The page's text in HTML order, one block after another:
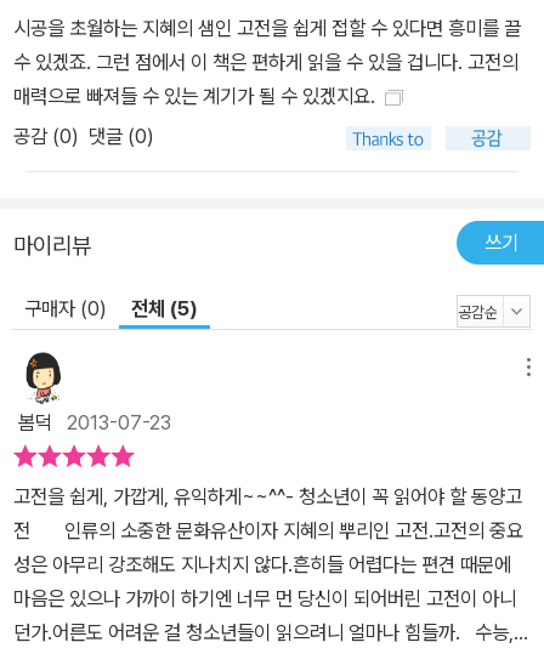
의 전체 구성을 소개하고, 책의 핵심사상을 일목요연하게 정리했다.
가령, 장자는 사상적으로 노자를 이어받았기 때문에 이들의 사상에는
유사점이 많고, 이들을 합쳐 노장사상이라고 부르며 도가사상을 대표
한다고 본다. 그러나 엄연히 《도덕경》과 《장자》의 차이점은 존재한
다. 그 차이는 무엇일까? 선조를 위해 쓰여진 책인 《성학집도》와 《성
와 의의’에서는 우리가 이 고전들을 꼭 읽어야 할 이유에 대해서 이야
가장 깊은 영향을 끼친 고전 가운데 하나로 평가받고 있는 까닭은 무
향을 미쳤을까? 노자의 사상은 후대에 와서 왜곡되어 전달되었는데,
그 까닭은 무엇일까? 후세인들이 《사기》의 저자 사마천을 ‘역사학의
아버지’라 부르는 이유는 무엇일까? 《삼국유사》가 정사인 《삼국사
한비자가 남긴 《한비자》만큼 솔직하고 적나라하게 제왕학과 정치사
상을 제시한 인물은 지금까지 나타나지 않는다는 것은 어떤 의미일
까? 특히 동경, 대만, 뉴욕, 워싱턴, 독일 함부르크에서 퇴계연구회가
조직되어 해마다 국제학술학회를 개최하고 있는데 서양인들을 매료
시킨 그의 철학사상은 어떤 것일까? 이런 꼬리에 꼬리를 무는 질문을
시공을 초월하는 지혜의 샘인 고전을 쉽게 접할 수 있다면 흥미를 끌
수 있겠죠. 그런 점에서 이 책은 편하게 읽을 수 있을 겁니다. 고전의
매력으로 빠져들 수 있는 계기가 될 수 있겠지요.
공감 (0) 댓글 (0)
마이리뷰 쓰기
구매자 (0) 전체 (5)
봄덕 2013-07-23
고전을 쉽게, 가깝게, 유익하게~~^^- 청소년이 꼭 읽어야 할 동양고
전 인류의 소중한 문화유산이자 지혜의 뿌리인 고전.고전의 중요
성은 아무리 강조해도 지나치지 않다.흔히들 어렵다는 편견 때문에
마음은 있으나 가까이 하기엔 너무 먼 당신이 되어버린 고전이 아니
던가.어른도 어려운 걸 청소년들이 읽으려니 얼마나 힘들까. 수능,